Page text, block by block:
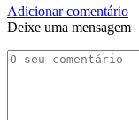
Adicionar comentário
Deixe uma mensagem